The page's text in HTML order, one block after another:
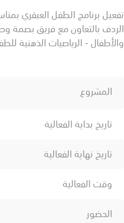
تفعيل برنامج الطفل العبقري
الردف بالتعاون مع فريق بصمة
والأطفال - الرياصيات الذهنية
المشروع
تاريخ بداية الفعالية
تاريخ نهاية الفعالية
وقت الفعالية
الحضور